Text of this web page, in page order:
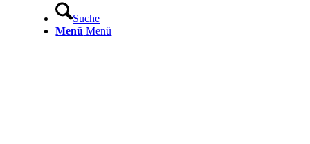
Suche
Menü Menü